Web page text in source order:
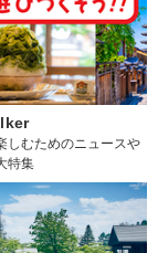
しむためのニュースや
特集